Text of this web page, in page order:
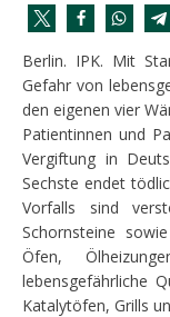
Berlin. IPK. Mit
Gefahr von
den eigenen vier
Patientinnen und
Vergiftung in
Sechste endet
Vorfalls sind
Schornsteine
Öfen,
lebensgefährliche
Katalytöfen, Grills